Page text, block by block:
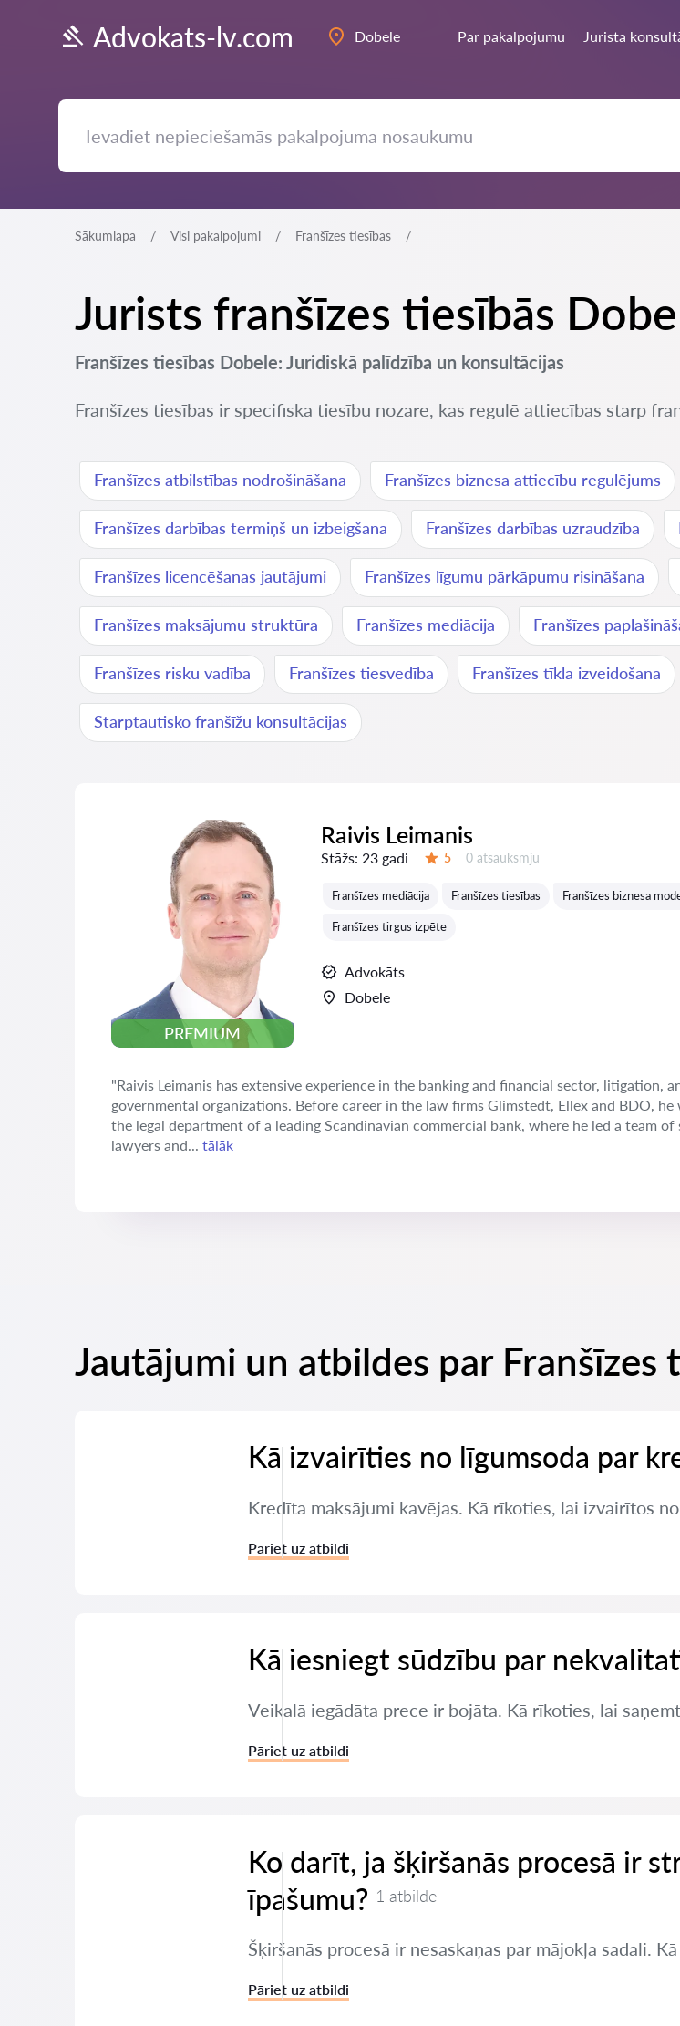
Advokats-lv.com Dobele Par pakalpojumu Jurista
Sākumlapa Visi pakalpojumi Franšīzes tiesības
Jurists franšīzes tiesībās
Franšīzes tiesības Dobele: Juridiskā palīdzība un konsultācijas
Franšīzes tiesības ir specifiska tiesību nozare, kas regulē attiecības starp
Franšīzes atbilstības nodrošināšana Franšīzes biznesa attiecību regulējums
Franšīzes darbības termiņš un izbeigšana Franšīzes darbības uzraudzība
Franšīzes licencēšanas jautājumi Franšīzes līgumu pārkāpumu risināšana
Franšīzes maksājumu struktūra Franšīzes mediācija Franšīzes
Franšīzes risku vadība Franšīzes tiesvedība Franšīzes tīkla izveidošana
Starptautisko franšīžu konsultācijas
PREMIUM
Raivis Leimanis
Stāžs: 23 gadi 5 Atsauksmes:
0 atsauksmju
Franšīzes mediācija Franšīzes tiesības Franšīzes biznesa
Franšīzes tirgus izpēte
Advokāts
Dobele
"Raivis Leimanis has extensive experience in the banking and financial sector, litigation,
governmental organizations. Before career in the law firms Glimstedt, Ellex and BDO, he
the legal department of a leading Scandinavian commercial bank, where he led a team of
lawyers and... tālāk
Jautājumi un atbildes par Franšīzes
Kā izvairīties no līgumsoda par
Kredīta maksājumi kavējas. Kā rīkoties, lai izvairītos
Pāriet uz atbildi
Kā iesniegt sūdzību par
Veikalā iegādāta prece ir bojāta. Kā rīkoties, lai
Pāriet uz atbildi
Ko darīt, ja šķiršanās procesā ir
īpašumu? 1 atbilde
Šķiršanās procesā ir nesaskaņas par mājokļa sadali.
Pāriet uz atbildi